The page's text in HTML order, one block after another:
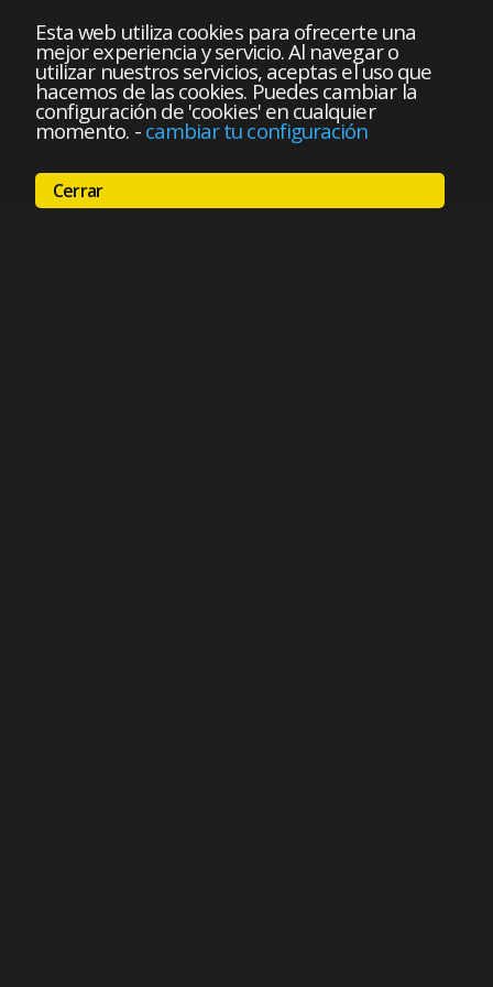
Esta web utiliza cookies para ofrecerte una
mejor experiencia y servicio. Al navegar o
utilizar nuestros servicios, aceptas el uso que
hacemos de las cookies. Puedes cambiar la
configuración de 'cookies' en cualquier
momento. - cambiar tu configuración
Cerrar